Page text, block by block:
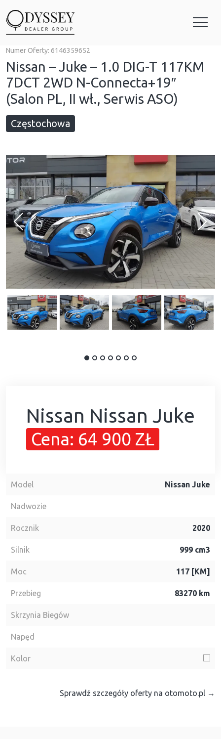
Numer Oferty: 6146359652
Nissan – Juke – 1.0 DIG-T 117KM
7DCT 2WD N-Connecta+19″
(Salon PL, II wł., Serwis ASO)
Częstochowa
Nissan Nissan Juke
Cena: 64 900 ZŁ
Model Nissan Juke
Nadwozie
Rocznik 2020
Silnik 999 cm3
Moc 117 [KM]
Przebieg 83270 km
Skrzynia Biegów
Napęd
Kolor
Sprawdź szczegóły oferty na otomoto.pl →